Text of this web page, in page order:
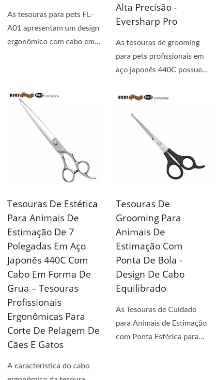
As tesouras para pets FL-
A01 apresentam um design
ergonômico com cabo em
Alta Precisão -
Eversharp Pro
As tesouras de grooming
para pets profissionais em
aço japonês 440C possuem
Tesouras De Estética
Para Animais De
Estimação De 7
Polegadas Em Aço
Japonês 440C Com
Cabo Em Forma De
Grua – Tesouras
Profissionais
Ergonômicas Para
Corte De Pelagem De
Cães E Gatos
A característica do cabo
Tesouras De
Grooming Para
Animais De
Estimação Com
Ponta De Bola -
Design De Cabo
Equilibrado
As Tesouras de Cuidado
para Animais de Estimação
com Ponta Esférica para